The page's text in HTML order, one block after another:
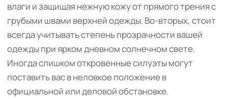
влаги и защищая нежную кожу от прямого трения с
грубыми швами верхней одежды. Во-вторых, стоит
всегда учитывать степень прозрачности вашей
одежды при ярком дневном солнечном свете.
Иногда слишком откровенные силуэты могут
поставить вас в неловкое положение в
официальной или деловой обстановке.